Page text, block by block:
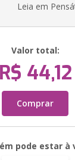
Leia em
Valor total:
R$ 44,12
Comprar
pode estar à